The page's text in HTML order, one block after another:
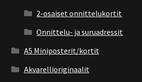
2-osaiset onnittelukortit
Onnittelu- ja suruadressit
A5 Miniposterit/kortit
Akvarellioriginaalit